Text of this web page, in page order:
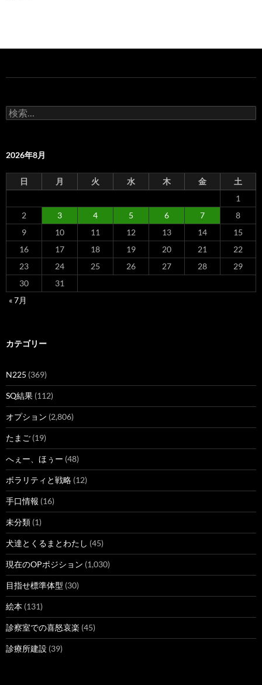
検
索:
2026年8月
日 月 火 水 木 金
土
1
2
3 4 5 6 7
8
9
10 11 12 13 14
15
16
17 18 19 20 21
22
23
24 25 26 27 28
29
30
31
« 7月
カテゴリー
N225 (369)
SQ結果 (112)
オプション (2,806)
たまご (19)
へぇー、ほぅー (48)
ボラリティと戦略 (12)
手口情報 (16)
未分類 (1)
犬達とくるまとわたし (45)
現在のOPポジション (1,030)
目指せ標準体型 (30)
絵本 (131)
診察室での喜怒哀楽 (45)
診療所建設 (39)